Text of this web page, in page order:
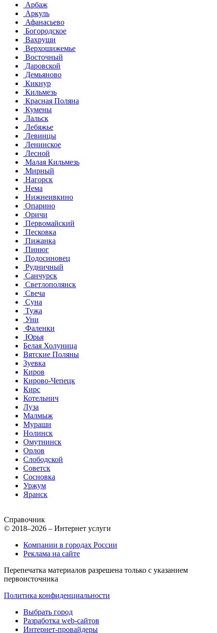
Арбаж
Аркуль
Афанасьево
Богородское
Вахруши
Верхошижемье
Восточный
Даровской
Демьяново
Кикнур
Кильмезь
Красная Поляна
Кумены
Лальск
Лебяжье
Левинцы
Ленинское
Лесной
Малая Кильмезь
Мирный
Нагорск
Нема
Нижнеивкино
Опарино
Оричи
Первомайский
Песковка
Пижанка
Пинюг
Подосиновец
Рудничный
Санчурск
Светлополянск
Свеча
Суна
Тужа
Уни
Фаленки
Юрья
Белая Холуница
Вятские Поляны
Зуевка
Киров
Кирово-Чепецк
Кирс
Котельнич
Луза
Малмыж
Мураши
Нолинск
Омутнинск
Орлов
Слободской
Советск
Сосновка
Уржум
Яранск
Справочник
© 2018–2026 – Интернет услуги
Компании в городах России
Реклама на сайте
Перепечатка материалов разрешена только с указанием
первоисточника
Политика конфиденциальности
Выбрать город
Разработка web-сайтов
Интернет-провайдеры